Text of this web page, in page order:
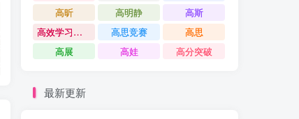
高昕
高明静
高斯
高效学习方法课
高思竞赛
高思
高展
高娃 高分突破
最新更新